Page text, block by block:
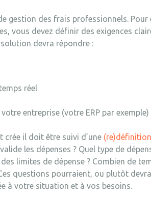
gestion des frais professionnels. Pour
vous devez définir des exigences
devra répondre :
réel
entreprise (votre ERP par exemple)
crée il doit être suivi d’une
les dépenses ? Quel type de
limites de dépense ? Combien de
questions pourraient, ou plutôt
à votre situation et à vos besoins.